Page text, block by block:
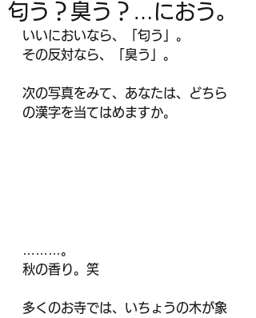
匂う？臭う？…におう。
いいにおいなら、「匂う」。
その反対なら、「臭う」。
次の写真をみて、あなたは、どちら
の漢字を当てはめますか。
………。
秋の香り。笑
多くのお寺では、いちょうの木が象